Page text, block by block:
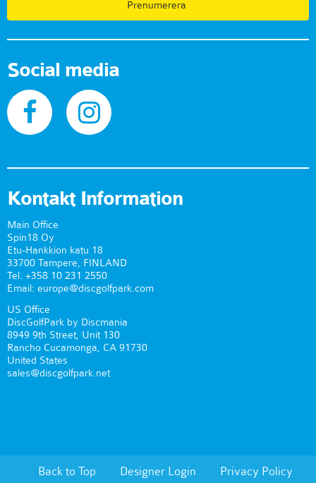
Prenumerera
Social media
Kontakt Information
Main Office
Spin18 Oy
Etu-Hankkion katu 18
33700 Tampere, FINLAND
Tel. +358 10 231 2550
Email: europe@discgolfpark.com
US Office
DiscGolfPark by Discmania
8949 9th Street, Unit 130
Rancho Cucamonga, CA 91730
United States
sales@discgolfpark.net
Back to Top Designer Login Privacy Policy